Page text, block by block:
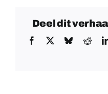
Deel dit
Facebook Bluesky